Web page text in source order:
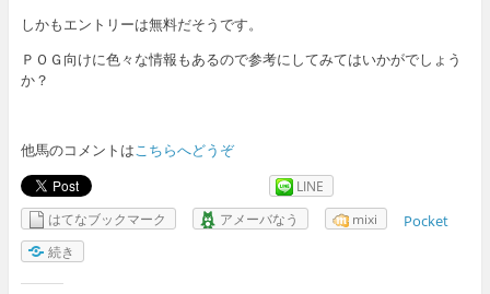
しかもエントリーは無料だそうです。
ＰＯＧ向けに色々な情報もあるので参考にしてみてはいかがでしょう
か？
他馬のコメントはこちらへどうぞ
LINE
はてなブックマーク
アメーバなう mixi Pocket
続き